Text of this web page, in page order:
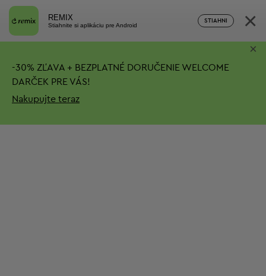
REMIX
Stiahnite si aplikáciu pre Android
STIAHNI ×
-30% ZĽAVA + BEZPLATNÉ DORUČENIE WELCOME
DARČEK PRE VÁS!
Nakupujte teraz
×